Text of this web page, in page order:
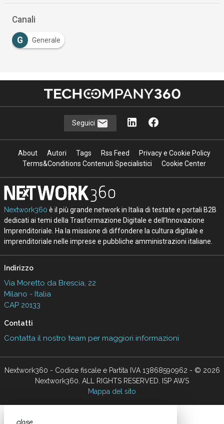
Canali
G Generale
Seguici
About Autori Tags Rss Feed
Privacy e Cookie Policy
Terms&Conditions Contenuti Specialistici
Cookie Center
Nextwork360 è il più grande network in Italia di testate e portali B2B
dedicati ai temi della Trasformazione Digitale e dell’Innovazione
Imprenditoriale. Ha la missione di diffondere la cultura digitale e
imprenditoriale nelle imprese e pubbliche amministrazioni italiane.
Indirizzo
Via Moretto da Brescia, 22
Milano - Italia
CAP 20133
Contatti
Contatta il nostro team per maggiori informazioni
Nextwork360 - Codice fiscale e Partita IVA 13868590962 - © 2026
Nextwork360. ALL RIGHTS RESERVED. ISP AWS
Mappa del sito
close